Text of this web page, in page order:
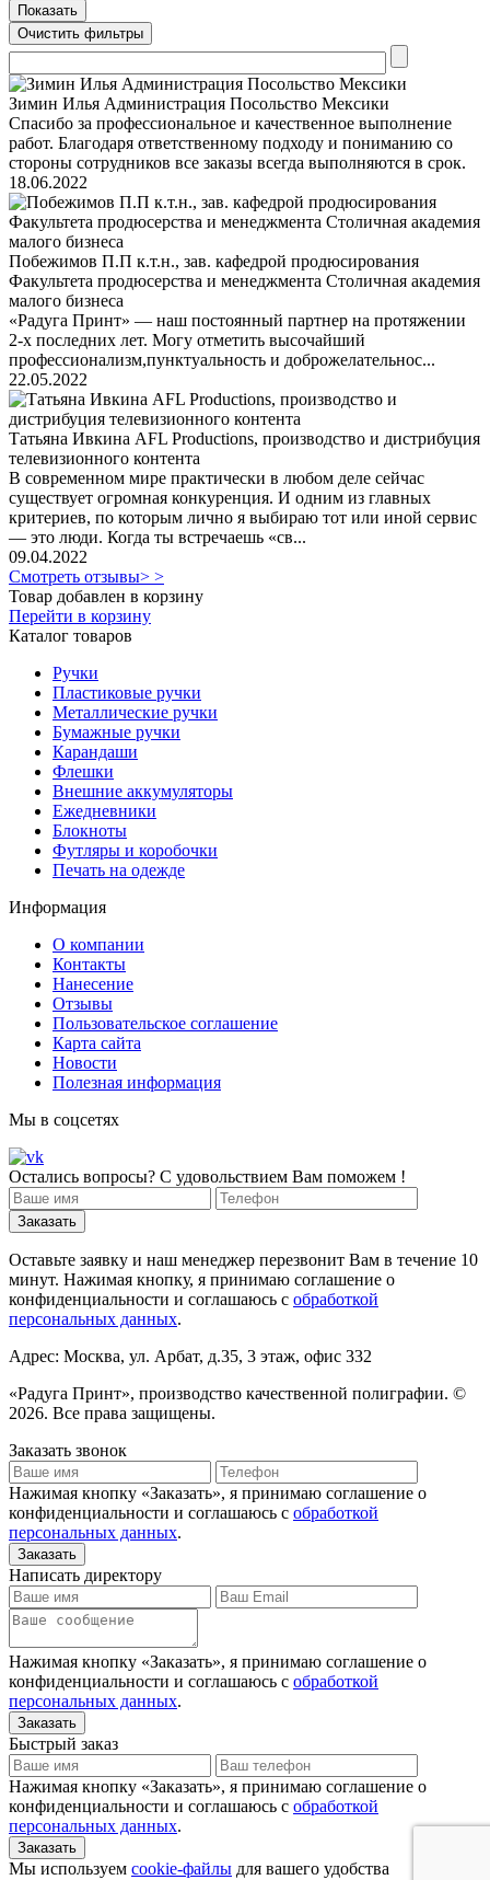
Зимин Илья Администрация Посольство Мексики
Спасибо за профессиональное и качественное выполнение
работ. Благодаря ответственному подходу и пониманию со
стороны сотрудников все заказы всегда выполняются в срок.
18.06.2022
Побежимов П.П к.т.н., зав. кафедрой продюсирования
Факультета продюсерства и менеджмента Столичная академия
малого бизнеса
«Радуга Принт» — наш постоянный партнер на протяжении
2-х последних лет. Могу отметить высочайший
профессионализм,пунктуальность и доброжелательнос...
22.05.2022
Татьяна Ивкина AFL Productions, производство и дистрибуция
телевизионного контента
В современном мире практически в любом деле сейчас
существует огромная конкуренция. И одним из главных
критериев, по которым лично я выбираю тот или иной сервис
— это люди. Когда ты встречаешь «св...
09.04.2022
Смотреть отзывы> >
Товар добавлен в корзину
Перейти в корзину
Каталог товаров
Ручки
Пластиковые ручки
Металлические ручки
Бумажные ручки
Карандаши
Флешки
Внешние аккумуляторы
Ежедневники
Блокноты
Футляры и коробочки
Печать на одежде
Информация
О компании
Контакты
Нанесение
Отзывы
Пользовательское соглашение
Карта сайта
Новости
Полезная информация
Мы в соцсетях
Остались вопросы? С удовольствием Вам поможем !
Оставьте заявку и наш менеджер перезвонит Вам в течение 10
минут. Нажимая кнопку, я принимаю соглашение о
конфиденциальности и соглашаюсь с обработкой
персональных данных.
Адрес: Москва, ул. Арбат, д.35, 3 этаж, офис 332
«Радуга Принт», производство качественной полиграфии. ©
2026. Все права защищены.
Заказать звонок
Нажимая кнопку «Заказать», я принимаю соглашение о
конфиденциальности и соглашаюсь с обработкой
персональных данных.
Написать директору
Нажимая кнопку «Заказать», я принимаю соглашение о
конфиденциальности и соглашаюсь с обработкой
персональных данных.
Быстрый заказ
Нажимая кнопку «Заказать», я принимаю соглашение о
конфиденциальности и соглашаюсь с обработкой
персональных данных.
Мы используем cookie-файлы для вашего удобства